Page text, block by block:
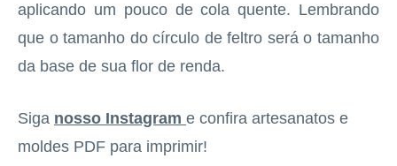
aplicando um pouco de cola quente. Lembrando
que o tamanho do círculo de feltro será o tamanho
da base de sua flor de renda.
Siga nosso Instagram e confira artesanatos e
moldes PDF para imprimir!